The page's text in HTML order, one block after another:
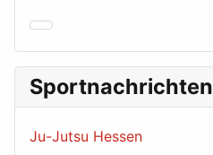
Sportnachrichten
Ju-Jutsu Hessen